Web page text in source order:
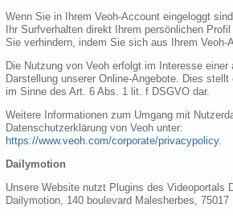
Wenn Sie in Ihrem Veoh-Account eingeloggt
Ihr Surfverhalten direkt Ihrem persönlichen
Sie verhindern, indem Sie sich aus Ihrem Veoh-
Die Nutzung von Veoh erfolgt im Interesse einer
Darstellung unserer Online-Angebote. Dies
im Sinne des Art. 6 Abs. 1 lit. f DSGVO dar.
Weitere Informationen zum Umgang mit
Datenschutzerklärung von Veoh unter:
https://www.veoh.com/corporate/privacypolicy.
Dailymotion
Unsere Website nutzt Plugins des Videoportals
Dailymotion, 140 boulevard Malesherbes, 75017